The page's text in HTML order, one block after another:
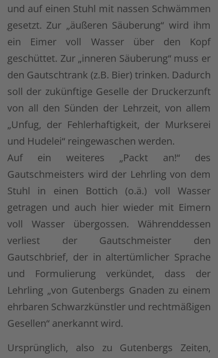
und auf einen Stuhl mit nassen Schwämmen
gesetzt. Zur „äußeren Säuberung“ wird ihm
ein Eimer voll Wasser über den Kopf
geschüttet. Zur „inneren Säuberung“ muss er
den Gautschtrank (z.B. Bier) trinken. Dadurch
soll der zukünftige Geselle der Druckerzunft
von all den Sünden der Lehrzeit, von allem
„Unfug, der Fehlerhaftigkeit, der Murkserei
und Hudelei“ reingewaschen werden.
Auf ein weiteres „Packt an!“ des
Gautschmeisters wird der Lehrling von dem
Stuhl in einen Bottich (o.ä.) voll Wasser
getragen und auch hier wieder mit Eimern
voll Wasser übergossen. Währenddessen
verliest der Gautschmeister den
Gautschbrief, der in altertümlicher Sprache
und Formulierung verkündet, dass der
Lehrling „von Gutenbergs Gnaden zu einem
ehrbaren Schwarzkünstler und rechtmäßigen
Gesellen“ anerkannt wird.
Ursprünglich, also zu Gutenbergs Zeiten,